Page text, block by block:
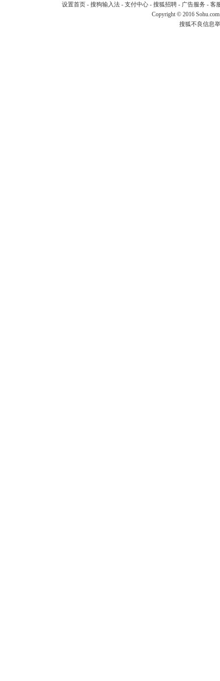
设置首页- 搜狗输入法- 支付中心- 搜狐招聘- 广告服务 - 客
Copyright © 2016
搜狐不良信息